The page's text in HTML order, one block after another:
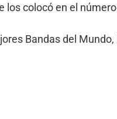
colocó en el
Bandas del